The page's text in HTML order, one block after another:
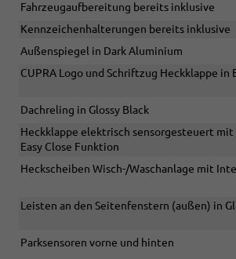
Fahrzeugaufbereitung bereits inklusive
Kennzeichenhalterungen bereits inklusive
Außenspiegel in Dark Aluminium
CUPRA Logo und Schriftzug Heckklappe in
Dachreling in Glossy Black
Heckklappe elektrisch sensorgesteuert mit
Easy Close Funktion
Heckscheiben Wisch-/Waschanlage mit
Leisten an den Seitenfenstern (außen) in
Parksensoren vorne und hinten